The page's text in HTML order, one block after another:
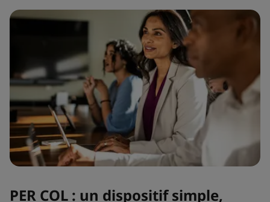
PER COL : un dispositif simple,